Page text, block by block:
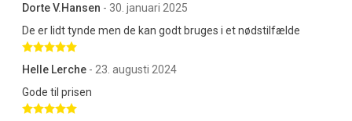
Dorte V.Hansen - 30. januari 2025
De er lidt tynde men de kan godt bruges i et nødstilfælde
Betygsatt 5 av 5 stjärnor
Helle Lerche - 23. augusti 2024
Gode til prisen
Betygsatt 5 av 5 stjärnor